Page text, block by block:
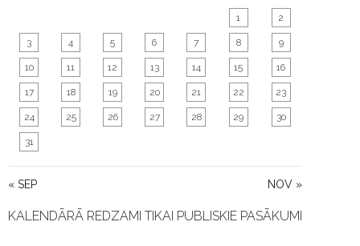
« SEP NOV »
1 2
3 4 5 6 7 8 9
10 11 12 13 14 15 16
17 18 19 20 21 22 23
24 25 26 27 28 29 30
31
KALENDĀRĀ REDZAMI TIKAI PUBLISKIE PASĀKUMI